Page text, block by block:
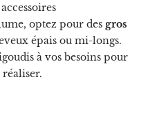
optez pour des gros
épais ou mi-longs.
à vos besoins pour